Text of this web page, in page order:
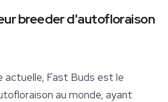
breeder d'autofloraison
actuelle, Fast Buds est le
au monde, ayant